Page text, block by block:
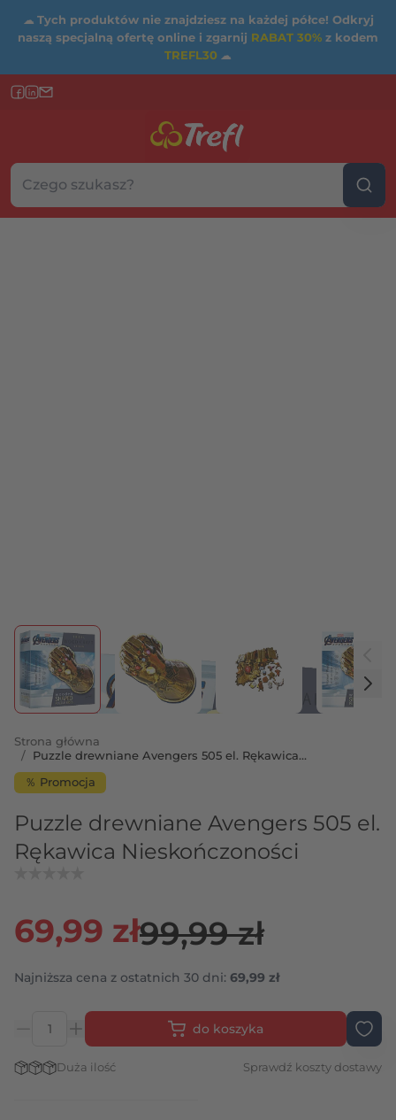
☁ Tych produktów nie znajdziesz na każdej półce! Odkryj
naszą specjalną ofertę online i zgarnij RABAT 30% z kodem
TREFL30 ☁
Szukaj w sklepie...
Wybierz kategorię
View larger imageView larger imageView larger image
Strona główna
/ Puzzle drewniane Avengers 505 el. Rękawica
Nieskończoności
％ Promocja
Puzzle drewniane Avengers 505 el.
Rękawica Nieskończoności
99,99 zł
69,99 zł
Najniższa cena z ostatnich 30 dni: 69,99 zł
do koszyka
Stan magazynowy:
Duża ilość Sprawdź koszty dostawy